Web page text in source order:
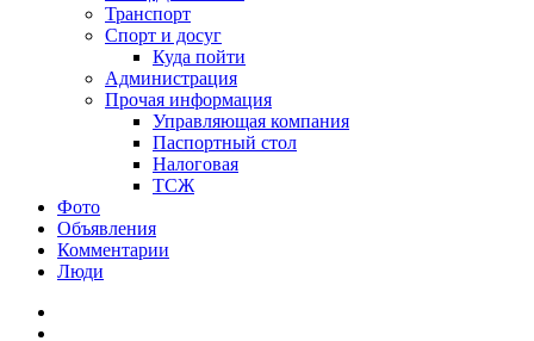
Транспорт
Спорт и досуг
Куда пойти
Администрация
Прочая информация
Управляющая компания
Паспортный стол
Налоговая
ТСЖ
Фото
Объявления
Комментарии
Люди